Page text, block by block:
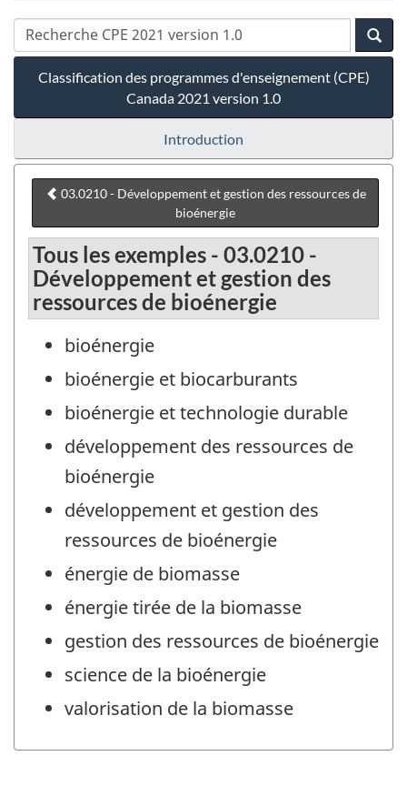
Classification des programmes d'enseignement (CPE)
Canada 2021 version 1.0
Introduction
03.0210 - Développement et gestion des ressources de
bioénergie
Tous les exemples - 03.0210 -
Développement et gestion des
ressources de bioénergie
bioénergie
bioénergie et biocarburants
bioénergie et technologie durable
développement des ressources de
bioénergie
développement et gestion des
ressources de bioénergie
énergie de biomasse
énergie tirée de la biomasse
gestion des ressources de bioénergie
science de la bioénergie
valorisation de la biomasse